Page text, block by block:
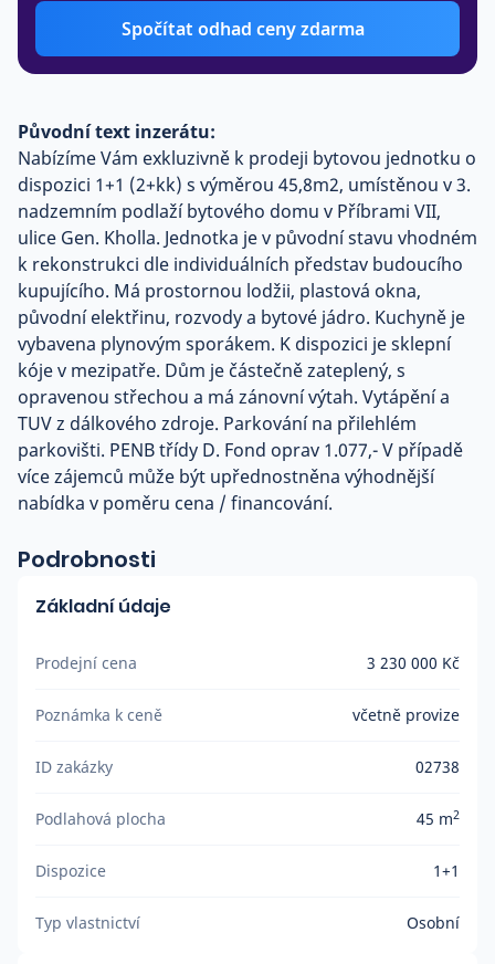
Spočítat odhad ceny zdarma
Původní text inzerátu:
Nabízíme Vám exkluzivně k prodeji bytovou jednotku o
dispozici 1+1 (2+kk) s výměrou 45,8m2, umístěnou v 3.
nadzemním podlaží bytového domu v Příbrami VII,
ulice Gen. Kholla. Jednotka je v původní stavu vhodném
k rekonstrukci dle individuálních představ budoucího
kupujícího. Má prostornou lodžii, plastová okna,
původní elektřinu, rozvody a bytové jádro. Kuchyně je
vybavena plynovým sporákem. K dispozici je sklepní
kóje v mezipatře. Dům je částečně zateplený, s
opravenou střechou a má zánovní výtah. Vytápění a
TUV z dálkového zdroje. Parkování na přilehlém
parkovišti. PENB třídy D. Fond oprav 1.077,- V případě
více zájemců může být upřednostněna výhodnější
nabídka v poměru cena / financování.
Podrobnosti
Základní údaje
Prodejní cena 3 230 000 Kč
Poznámka k ceně včetně provize
ID zakázky 02738
Podlahová plocha 45 m2
Dispozice 1+1
Typ vlastnictví Osobní